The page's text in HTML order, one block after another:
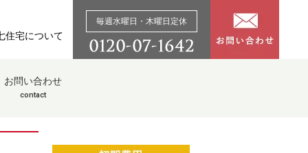
住宅について
毎週水曜日・木曜日定休
お問い合わせ
contact